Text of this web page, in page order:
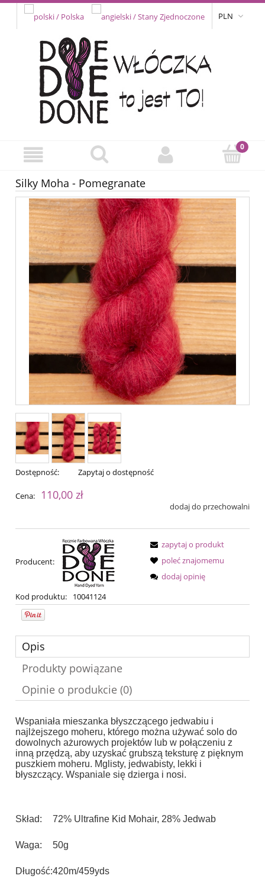
PLN
Silky Moha - Pomegranate
Dostępność: Zapytaj o dostępność
Cena: 110,00 zł
dodaj do przechowalni
Producent:
Kod produktu: 10041124
zapytaj o produkt
poleć znajomemu
dodaj opinię
Opis
Produkty powiązane
Opinie o produkcie (0)
Wspaniała mieszanka błyszczącego jedwabiu i
najlżejszego moheru, którego można używać solo do
dowolnych ażurowych projektów lub w połączeniu z
inną przędzą, aby uzyskać grubszą teksturę z pięknym
puszkiem moheru. Mglisty, jedwabisty, lekki i
błyszczący. Wspaniale się dzierga i nosi.
Skład: 72% Ultrafine Kid Mohair, 28% Jedwab
Waga: 50g
Długość:420m/459yds